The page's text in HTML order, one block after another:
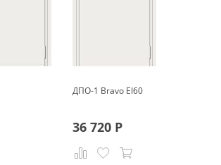
ДПО-1 Bravo EI60
36 720Р